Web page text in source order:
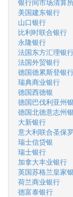
银行间市场清算
美国建东银行
山口银行
比利时联合银行
永隆银行
法国东方汇理银
法国外贸银行
德国德累斯登银
瑞典商业银行
德国西德银
德国巴伐利亚州
德国北德意志州
大新银行
意大利联合圣保
瑞士信贷银
瑞士银行
加拿大丰业银行
英国苏格兰皇家
荷兰商业银行
德富泰银行